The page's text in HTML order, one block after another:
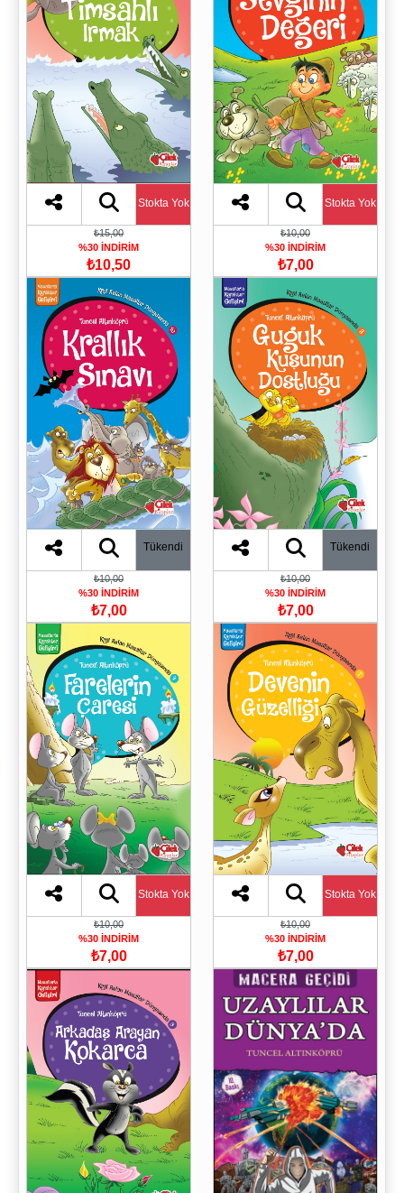
Stokta Yok
₺15,00
%30 İNDİRİM
₺10,50
Stokta Yok
₺10,00
%30 İNDİRİM
₺7,00
Tükendi
₺10,00
%30 İNDİRİM
₺7,00
Tükendi
₺10,00
%30 İNDİRİM
₺7,00
Stokta Yok
₺10,00
%30 İNDİRİM
₺7,00
Stokta Yok
₺10,00
%30 İNDİRİM
₺7,00